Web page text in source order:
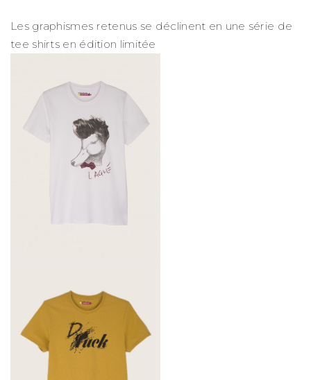
Les graphismes retenus se déclinent en une série de
tee shirts en édition limitée